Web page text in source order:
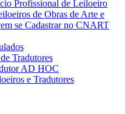
Profissional de Leiloeiro
de Obras de Arte e
se Cadastrar no CNART
Tradutores
AD HOC
e Tradutores